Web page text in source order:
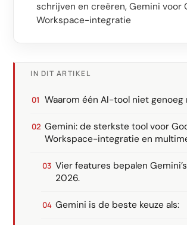
schrijven en creëren, Gemini voor
Workspace-integratie
IN DIT ARTIKEL
Waarom één AI-tool niet genoeg
Gemini: de sterkste tool voor
Workspace-integratie en
Vier features bepalen
2026.
Gemini is de beste keuze als: